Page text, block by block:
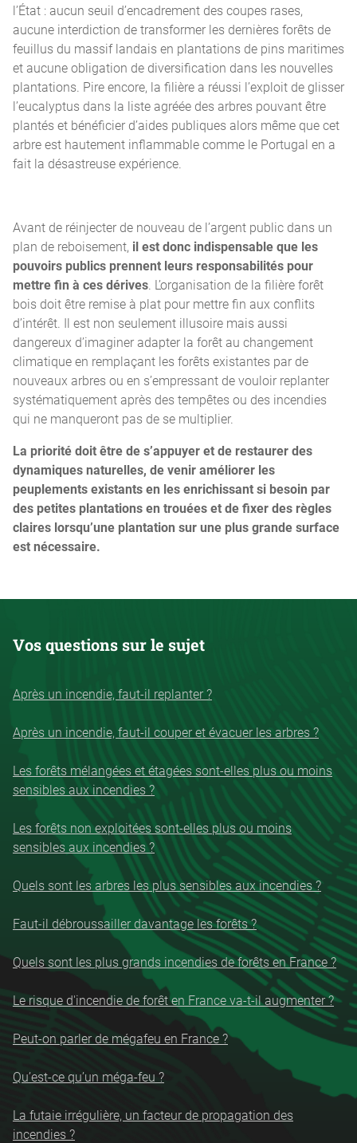
l’État : aucun seuil d’encadrement des coupes rases,
aucune interdiction de transformer les dernières forêts de
feuillus du massif landais en plantations de pins maritimes
et aucune obligation de diversification dans les nouvelles
plantations. Pire encore, la filière a réussi l’exploit de glisser
l’eucalyptus dans la liste agréée des arbres pouvant être
plantés et bénéficier d’aides publiques alors même que cet
arbre est hautement inflammable comme le Portugal en a
fait la désastreuse expérience.
Avant de réinjecter de nouveau de l’argent public dans un
plan de reboisement, il est donc indispensable que les
pouvoirs publics prennent leurs responsabilités pour
mettre fin à ces dérives . L’organisation de la filière forêt
bois doit être remise à plat pour mettre fin aux conflits
d’intérêt. Il est non seulement illusoire mais aussi
dangereux d’imaginer adapter la forêt au changement
climatique en remplaçant les forêts existantes par de
nouveaux arbres ou en s’empressant de vouloir replanter
systématiquement après des tempêtes ou des incendies
qui ne manqueront pas de se multiplier.
La priorité doit être de s’appuyer et de restaurer des
dynamiques naturelles, de venir améliorer les
peuplements existants en les enrichissant si besoin par
des petites plantations en trouées et de fixer des règles
claires lorsqu’une plantation sur une plus grande surface
est nécessaire.
Vos questions sur le sujet
Après un incendie, faut-il replanter ?
Après un incendie, faut-il couper et évacuer les arbres ?
Les forêts mélangées et étagées sont-elles plus ou moins
sensibles aux incendies ?
Les forêts non exploitées sont-elles plus ou moins
sensibles aux incendies ?
Quels sont les arbres les plus sensibles aux incendies ?
Faut-il débroussailler davantage les forêts ?
Quels sont les plus grands incendies de forêts en France ?
Le risque d'incendie de forêt en France va-t-il augmenter ?
Peut-on parler de mégafeu en France ?
Qu’est-ce qu’un méga-feu ?
La futaie irrégulière, un facteur de propagation des
incendies ?